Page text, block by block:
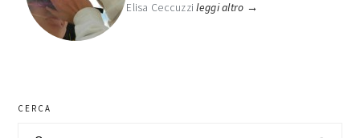
Elisa Ceccuzzileggi altro →
CERCA